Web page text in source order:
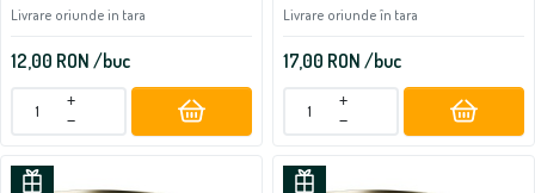
Livrare oriunde in tara
12,00 RON /buc
+
−
Livrare oriunde în tara
17,00 RON /buc
+
−